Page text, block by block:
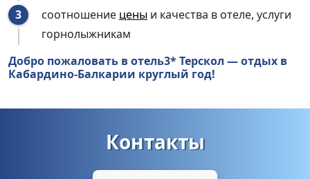
соотношение цены и качества в отеле, услуги
горнолыжникам
Добро пожаловать в отель3* Терскол — отдых в
Кабардино-Балкарии круглый год!
Контакты